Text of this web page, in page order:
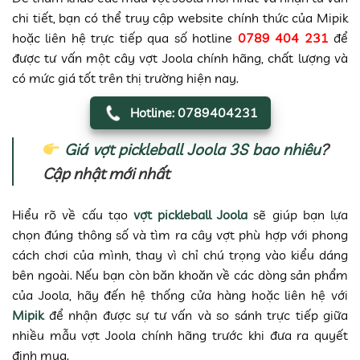
chi tiết, bạn có thể truy cập website chính thức của Mipik
hoặc liên hệ trực tiếp qua số hotline 0789 404 231 để
được tư vấn một cây vợt Joola chính hãng, chất lượng và
có mức giá tốt trên thị trường hiện nay.
Hotline: 0789404231
Giá vợt pickleball Joola 3Sbao nhiêu?
Cập nhật mới nhất
Hiểu rõ về cấu tạo vợt pickleball Joola sẽ giúp bạn lựa
chọn đúng thông số và tìm ra cây vợt phù hợp với phong
cách chơi của mình, thay vì chỉ chú trọng vào kiểu dáng
bên ngoài. Nếu bạn còn băn khoăn về các dòng sản phẩm
của Joola, hãy đến hệ thống cửa hàng hoặc liên hệ với
Mipikđể nhận được sự tư vấn và so sánh trực tiếp giữa
nhiều mẫu vợt Joola chính hãng trước khi đưa ra quyết
định mua.